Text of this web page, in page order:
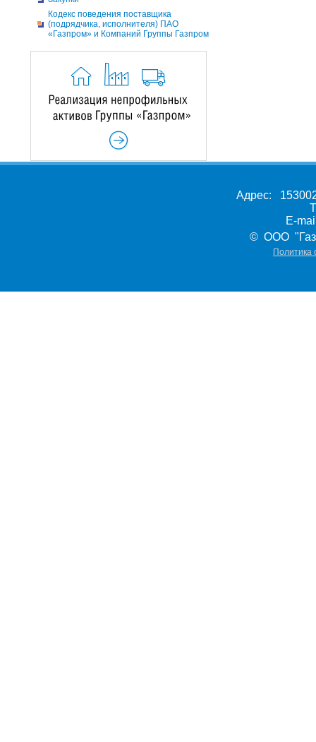
Кодекс поведения поставщика
(подрядчика, исполнителя) ПАО
«Газпром» и Компаний Группы Газпром
Адрес:
E-
© ООО
Политика